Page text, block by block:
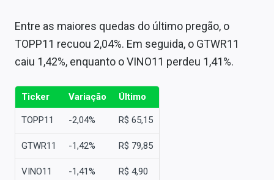
Entre as maiores quedas do último pregão, o
TOPP11 recuou 2,04%. Em seguida, o GTWR11
caiu 1,42%, enquanto o VINO11 perdeu 1,41%.
Ticker Variação Último
TOPP11 -2,04% R$ 65,15
GTWR11 -1,42% R$ 79,85
VINO11 -1,41% R$ 4,90